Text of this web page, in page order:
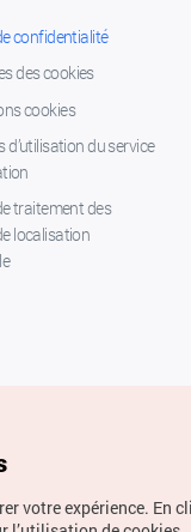
confidentialité
des cookies
cookies
d’utilisation du service
traitement des
localisation
votre expérience. En